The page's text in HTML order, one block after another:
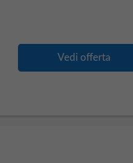
Vedi offerta